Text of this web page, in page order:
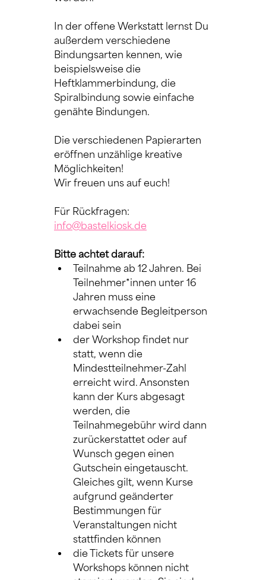
In der offene Werkstatt lernst Du
außerdem verschiedene
Bindungsarten kennen, wie
beispielsweise die
Heftklammerbindung, die
Spiralbindung sowie einfache
genähte Bindungen.
Die verschiedenen Papierarten
eröffnen unzählige kreative
Möglichkeiten!
Wir freuen uns auf euch!
Für Rückfragen:
info@bastelkiosk.de
Bitte achtet darauf:
Teilnahme ab 12 Jahren. Bei
Teilnehmer*innen unter 16
Jahren muss eine
erwachsende Begleitperson
dabei sein
der Workshop findet nur
statt, wenn die
Mindestteilnehmer-Zahl
erreicht wird. Ansonsten
kann der Kurs abgesagt
werden, die
Teilnahmegebühr wird dann
zurückerstattet oder auf
Wunsch gegen einen
Gutschein eingetauscht.
Gleiches gilt, wenn Kurse
aufgrund geänderter
Bestimmungen für
Veranstaltungen nicht
stattfinden können
die Tickets für unsere
Workshops können nicht